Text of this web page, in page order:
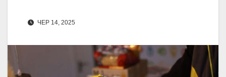
ЧЕР 14, 2025